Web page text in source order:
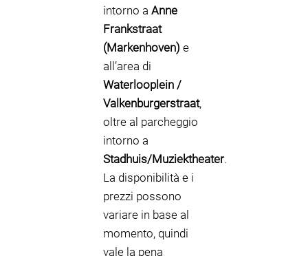
intorno a Anne
Frankstraat
(Markenhoven) e
all’area di
Waterlooplein /
Valkenburgerstraat,
oltre al parcheggio
intorno a
Stadhuis/Muziektheater.
La disponibilità e i
prezzi possono
variare in base al
momento, quindi
vale la pena